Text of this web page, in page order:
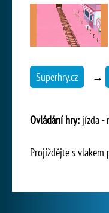
Superhry.cz →
Ovládání hry: jízda -
Projíždějte s vlakem